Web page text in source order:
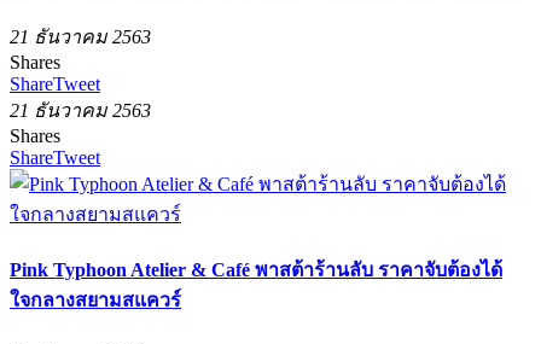
21 ธันวาคม 2563
Shares
ShareTweet
21 ธันวาคม 2563
Shares
ShareTweet
Pink Typhoon Atelier & Café พาสต้าร้านลับ ราคาจับต้องได้
ใจกลางสยามสแควร์